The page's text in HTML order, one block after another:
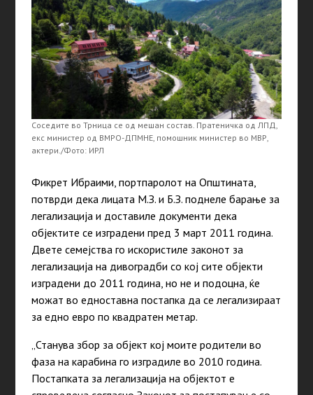
Соседите во Трница се од мешан состав. Пратеничка од ЛПД,
екс министер од ВМРО-ДПМНЕ, помошник министер во МВР,
актери./Фото: ИРЛ
Фикрет Ибраими, портпаролот на Општината,
потврди дека лицата М.З. и Б.З. поднеле барање за
легализација и доставиле документи дека
објектите се изградени пред 3 март 2011 година.
Двете семејства го искористиле законот за
легализација на дивоградби со кој сите објекти
изградени до 2011 година, но не и подоцна, ќе
можат во едноставна постапка да се легализираат
за едно евро по квадратен метар.
„Станува збор за објект кој моите родители во
фаза на карабина го изградиле во 2010 година.
Постапката за легализација на објектот е